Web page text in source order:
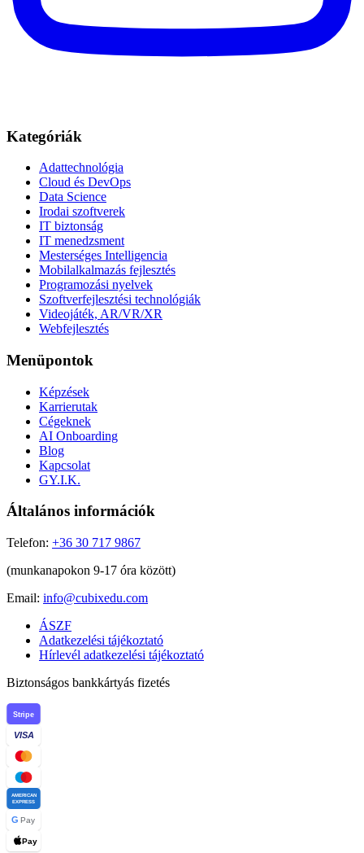
Kategóriák
Adattechnológia
Cloud és DevOps
Data Science
Irodai szoftverek
IT biztonság
IT menedzsment
Mesterséges Intelligencia
Mobilalkalmazás fejlesztés
Programozási nyelvek
Szoftverfejlesztési technológiák
Videojáték, AR/VR/XR
Webfejlesztés
Menüpontok
Képzések
Karrierutak
Cégeknek
AI Onboarding
Blog
Kapcsolat
GY.I.K.
Általános információk
Telefon: +36 30 717 9867
(munkanapokon 9-17 óra között)
Email: info@cubixedu.com
ÁSZF
Adatkezelési tájékoztató
Hírlevél adatkezelési tájékoztató
Biztonságos bankkártyás fizetés
Stripe
VISA
AMERICAN
EXPRESS
G Pay
Pay